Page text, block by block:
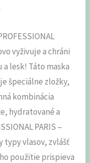
vyživuje a chráni
lesk! Táto maska
špeciálne zložky,
kombinácia
hydratované a
PARIS –
typy vlasov, zvlášť
použitie prispieva